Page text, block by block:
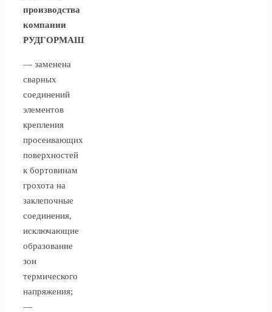
производства
компании
РУДГОРМАШ
— заменена
сварных
соединений
элементов
крепления
просеивающих
поверхностей
к бортовинам
грохота на
заклепочные
соединения,
исключающие
образование
зон
термического
напряжения;
—